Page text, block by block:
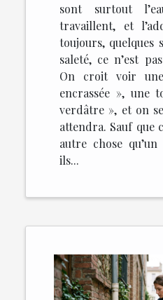
sont surtout
travaillent, et
toujours, quelques
saleté, ce n’est
On croit voir
encrassée », une
verdâtre », et on
attendra. Sauf que
autre chose
ils...